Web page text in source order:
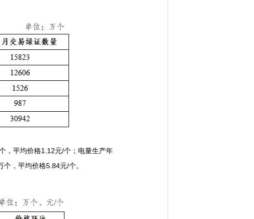
，平均价格1.12元/个；电量生产年
，平均价格5.84元/个。